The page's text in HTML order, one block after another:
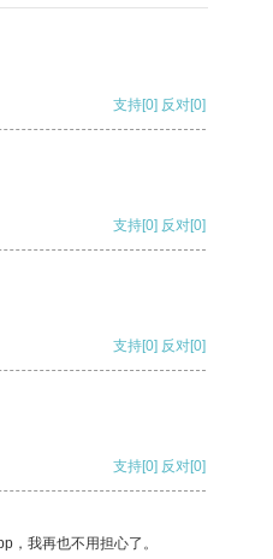
支持[0] 反对[0]
支持[0] 反对[0]
支持[0] 反对[0]
支持[0] 反对[0]
我再也不用担心了。